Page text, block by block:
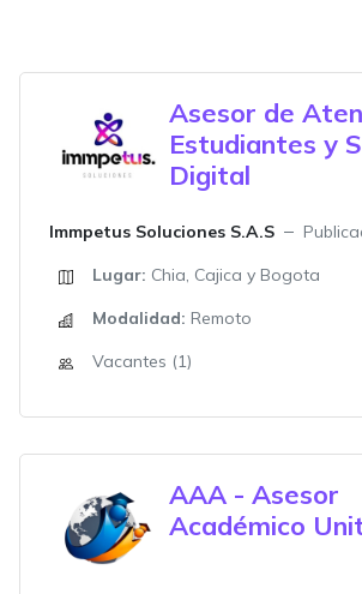
Asesor de
Estudiantes y
Digital
Immpetus Soluciones S.A.S
Lugar: Chia, Cajica y Bogota
Modalidad: Remoto
Vacantes (1)
AAA - Asesor
Académico